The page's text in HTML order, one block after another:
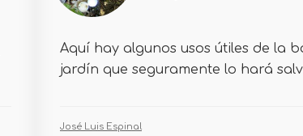
Aquí hay algunos usos útiles de la
jardín que seguramente lo hará
José Luis Espinal